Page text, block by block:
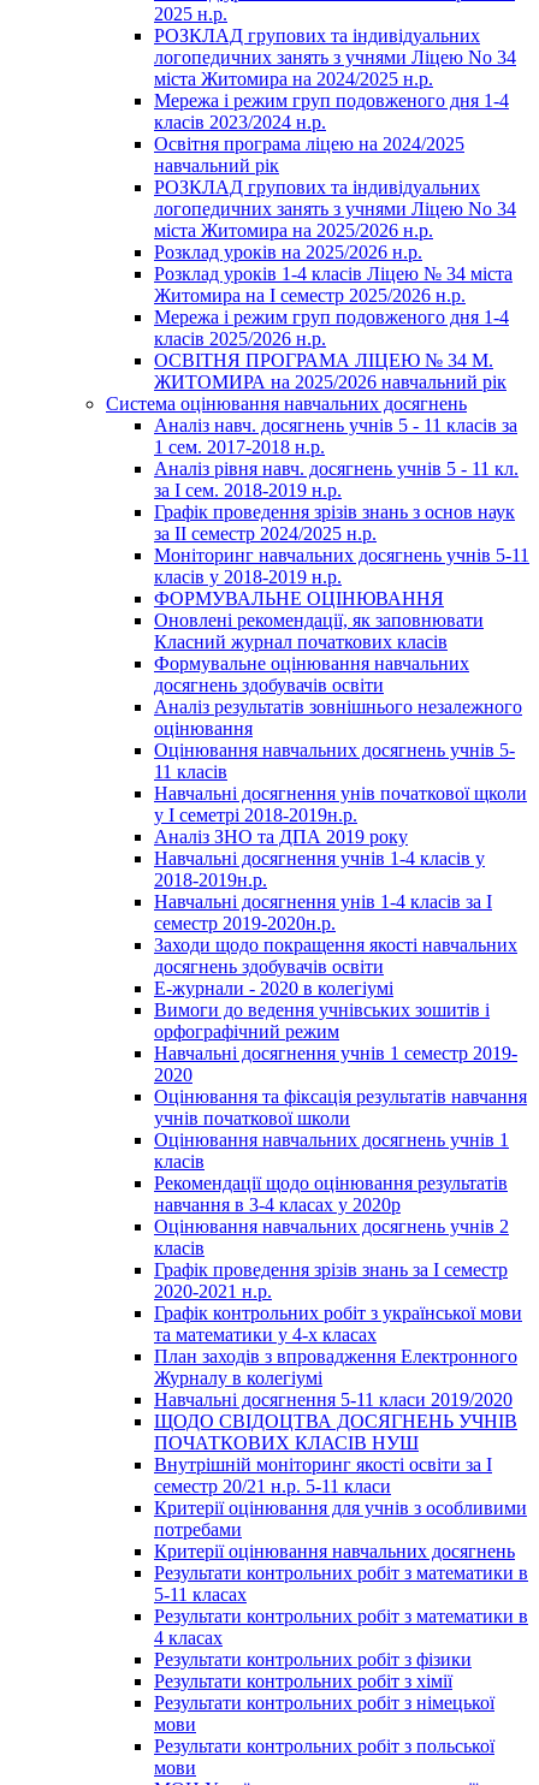
2025 н.р.
РОЗКЛАД групових та індивідуальних
логопедичних занять з учнями Ліцею No 34
міста Житомира на 2024/2025 н.р.
Мережа і режим груп подовженого дня 1-4
класів 2023/2024 н.р.
Освітня програма ліцею на 2024/2025
навчальний рік
РОЗКЛАД групових та індивідуальних
логопедичних занять з учнями Ліцею No 34
міста Житомира на 2025/2026 н.р.
Розклад уроків на 2025/2026 н.р.
Розклад уроків 1-4 класів Ліцею № 34 міста
Житомира на І семестр 2025/2026 н.р.
Мережа і режим груп подовженого дня 1-4
класів 2025/2026 н.р.
ОСВІТНЯ ПРОГРАМА ЛІЦЕЮ № 34 М.
ЖИТОМИРА на 2025/2026 навчальний рік
Система оцінювання навчальних досягнень
Аналіз навч. досягнень учнів 5 - 11 класів за
1 сем. 2017-2018 н.р.
Аналіз рівня навч. досягнень учнів 5 - 11 кл.
за І сем. 2018-2019 н.р.
Графік проведення зрізів знань з основ наук
за ІІ семестр 2024/2025 н.р.
Моніторинг навчальних досягнень учнів 5-11
класів у 2018-2019 н.р.
ФОРМУВАЛЬНЕ ОЦІНЮВАННЯ
Оновлені рекомендації, як заповнювати
Класний журнал початкових класів
Формувальне оцінювання навчальних
досягнень здобувачів освіти
Аналіз результатів зовнішнього незалежного
оцінювання
Оцінювання навчальних досягнень учнів 5-
11 класів
Навчальні досягнення унів початкової щколи
у І семетрі 2018-2019н.р.
Аналіз ЗНО та ДПА 2019 року
Навчальні досягнення учнів 1-4 класів у
2018-2019н.р.
Навчальні досягнення унів 1-4 класів за І
семестр 2019-2020н.р.
Заходи щодо покращення якості навчальних
досягнень здобувачів освіти
Е-журнали - 2020 в колегіумі
Вимоги до ведення учнівських зошитів і
орфографічний режим
Навчальні досягнення учнів 1 семестр 2019-
2020
Оцінювання та фіксація результатів навчання
учнів початкової школи
Оцінювання навчальних досягнень учнів 1
класів
Рекомендації щодо оцінювання результатів
навчання в 3-4 класах у 2020р
Оцінювання навчальних досягнень учнів 2
класів
Графік проведення зрізів знань за І семестр
2020-2021 н.р.
Графік контрольних робіт з української мови
та математики у 4-х класах
План заходів з впровадження Електронного
Журналу в колегіумі
Навчальні досягнення 5-11 класи 2019/2020
ЩОДО СВІДОЦТВА ДОСЯГНЕНЬ УЧНІВ
ПОЧАТКОВИХ КЛАСІВ НУШ
Внутрішній моніторинг якості освіти за І
семестр 20/21 н.р. 5-11 класи
Критерії оцінювання для учнів з особливими
потребами
Критерії оцінювання навчальних досягнень
Результати контрольних робіт з математики в
5-11 класах
Результати контрольних робіт з математики в
4 класах
Результати контрольних робіт з фізики
Результати контрольних робіт з хімії
Результати контрольних робіт з німецької
мови
Результати контрольних робіт з польської
мови